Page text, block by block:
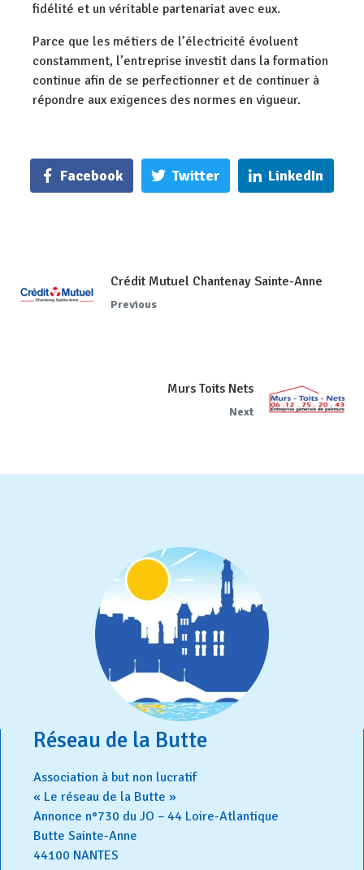
fidélité et un véritable partenariat avec eux.
Parce que les métiers de l’électricité évoluent
constamment, l’entreprise investit dans la formation
continue afin de se perfectionner et de continuer à
répondre aux exigences des normes en vigueur.
Facebook Twitter LinkedIn
Crédit Mutuel Chantenay Sainte-Anne
Previous
Murs Toits Nets
Next
Réseau de la Butte
Association à but non lucratif
« Le réseau de la Butte »
Annonce n°730 du JO – 44 Loire-Atlantique
Butte Sainte-Anne
44100 NANTES